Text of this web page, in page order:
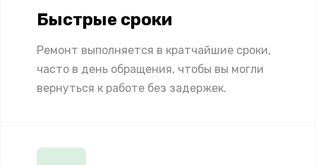
Быстрые сроки
Ремонт выполняется в кратчайшие сроки,
часто в день обращения, чтобы вы могли
вернуться к работе без задержек.